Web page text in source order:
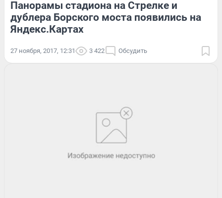
Панорамы стадиона на Стрелке и
дублера Борского моста появились на
Яндекс.Картах
27 ноября, 2017, 12:31 3 422 Обсудить